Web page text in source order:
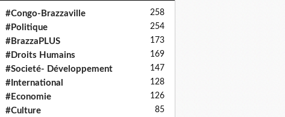
#Congo-Brazzaville 258
#Politique 254
#BrazzaPLUS 173
#Droits Humains 169
#Societé- Développement 147
#International 128
#Economie 126
#Culture 85